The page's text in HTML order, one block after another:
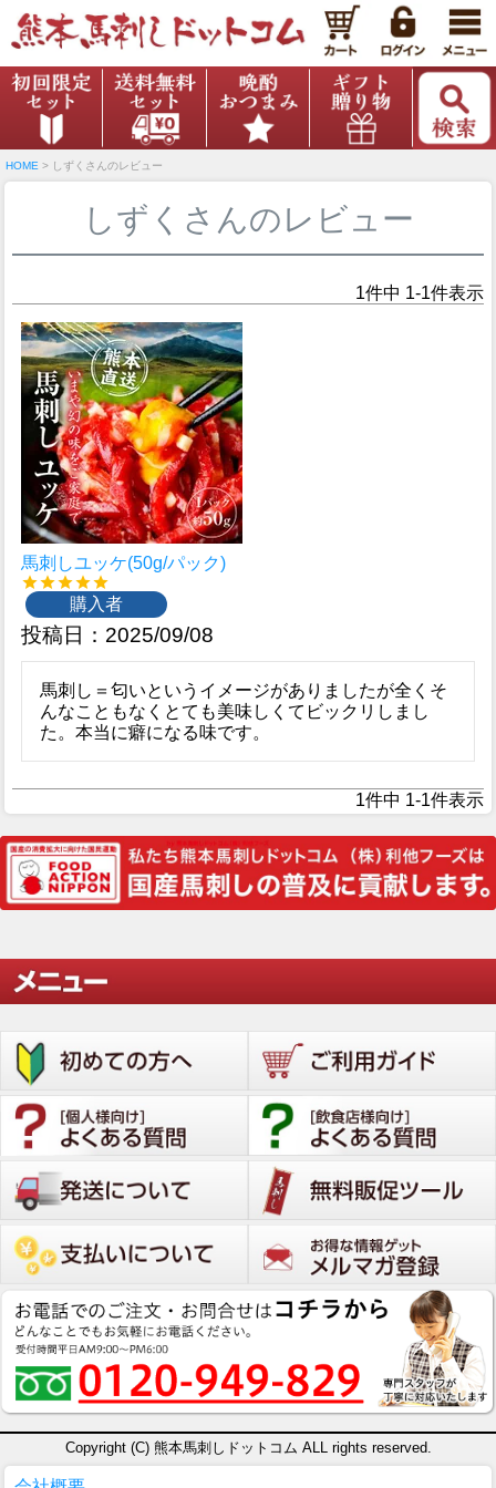
HOME しずくさんのレビュー
しずくさんのレビュー
1件中 1-1件表示
馬刺しユッケ(50g/パック)
購入者
投稿日 2025/09/08
馬刺し＝匂いというイメージがありましたが全くそ
んなこともなくとても美味しくてビックリしまし
た。本当に癖になる味です。
1件中 1-1件表示
Copyright (C) 熊本馬刺しドットコム ALL rights reserved.